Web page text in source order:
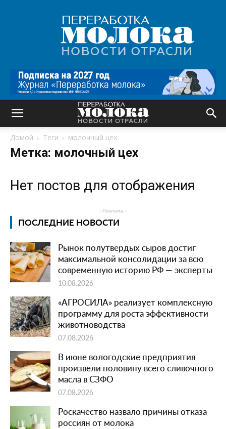
Переработка
молока
|
Новости
Домой Теги молочный цех
Метка: молочный цех
Нет постов для отображения
- Реклама -
ПОСЛЕДНИЕ НОВОСТИ
Рынок полутвердых сыров достиг
максимальной консолидации за всю
современную историю РФ — эксперты
10.08.2026
«АГРОСИЛА» реализует комплексную
программу для роста эффективности
животноводства
07.08.2026
В июне вологодские предприятия
произвели половину всего сливочного
масла в СЗФО
07.08.2026
Роскачество назвало причины отказа
россиян от молока